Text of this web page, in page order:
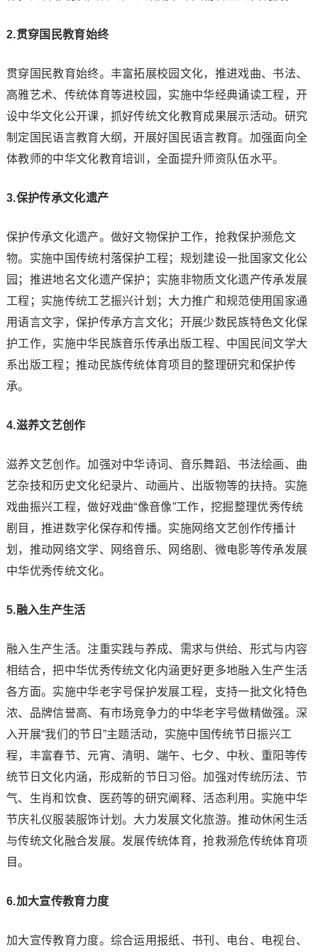
2.贯穿国民教育始终
贯穿国民教育始终。丰富拓展校园文化，推进戏曲、书法、
高雅艺术、传统体育等进校园，实施中华经典诵读工程，开
设中华文化公开课，抓好传统文化教育成果展示活动。研究
制定国民语言教育大纲，开展好国民语言教育。加强面向全
体教师的中华文化教育培训，全面提升师资队伍水平。
3.保护传承文化遗产
保护传承文化遗产。做好文物保护工作，抢救保护濒危文
物。实施中国传统村落保护工程；规划建设一批国家文化公
园；推进地名文化遗产保护；实施非物质文化遗产传承发展
工程；实施传统工艺振兴计划；大力推广和规范使用国家通
用语言文字，保护传承方言文化；开展少数民族特色文化保
护工作，实施中华民族音乐传承出版工程、中国民间文学大
系出版工程；推动民族传统体育项目的整理研究和保护传
承。
4.滋养文艺创作
滋养文艺创作。加强对中华诗词、音乐舞蹈、书法绘画、曲
艺杂技和历史文化纪录片、动画片、出版物等的扶持。实施
戏曲振兴工程，做好戏曲“像音像”工作，挖掘整理优秀传统
剧目，推进数字化保存和传播。实施网络文艺创作传播计
划，推动网络文学、网络音乐、网络剧、微电影等传承发展
中华优秀传统文化。
5.融入生产生活
融入生产生活。注重实践与养成、需求与供给、形式与内容
相结合，把中华优秀传统文化内涵更好更多地融入生产生活
各方面。实施中华老字号保护发展工程，支持一批文化特色
浓、品牌信誉高、有市场竞争力的中华老字号做精做强。深
入开展“我们的节日”主题活动，实施中国传统节日振兴工
程，丰富春节、元宵、清明、端午、七夕、中秋、重阳等传
统节日文化内涵，形成新的节日习俗。加强对传统历法、节
气、生肖和饮食、医药等的研究阐释、活态利用。实施中华
节庆礼仪服装服饰计划。大力发展文化旅游。推动休闲生活
与传统文化融合发展。发展传统体育，抢救濒危传统体育项
目。
6.加大宣传教育力度
加大宣传教育力度。综合运用报纸、书刊、电台、电视台、